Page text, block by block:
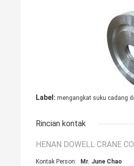
Label: mengangkat suku cadang
Rincian kontak
HENAN DOWELL CRANE
Kontak Person:
Mr. June Chao